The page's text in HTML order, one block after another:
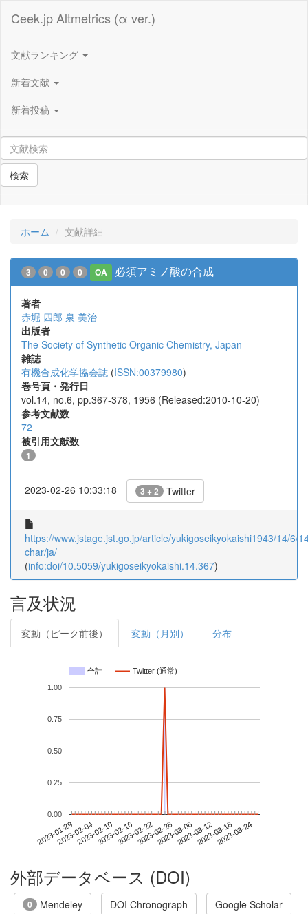
Ceek.jp Altmetrics (α ver.)
文献ランキング
新着文献
新着投稿
検索
ホーム 文献詳細
3 0 0 0 OA 必須アミノ酸の合成
著者
赤堀 四郎 泉 美治
出版者
The Society of Synthetic Organic Chemistry, Japan
雑誌
有機合成化学協会誌 (ISSN:00379980)
巻号頁・発行日
vol.14, no.6, pp.367-378, 1956 (Released:2010-10-20)
参考文献数
72
被引用文献数
1
2023-02-26 10:33:18 3 + 2 Twitter
https://www.jstage.jst.go.jp/article/yukigoseikyokaishi1943/14/6/
char/ja/
(info:doi/10.5059/yukigoseikyokaishi.14.367)
言及状況
変動（ピーク前後） 変動（月別） 分布
合計 Twitter (通常)
2023-01-292023-02-042023-02-102023-02-162023-02-222023-02-282023-03-062023-03-122023-03-182023-03-24
0.00
0.25
0.50
0.75
1.00
外部データベース (DOI)
0 Mendeley DOI Chronograph Google Scholar